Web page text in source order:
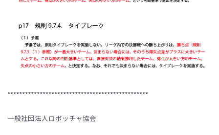
************************************************
一般社団法人ロボッチャ協会